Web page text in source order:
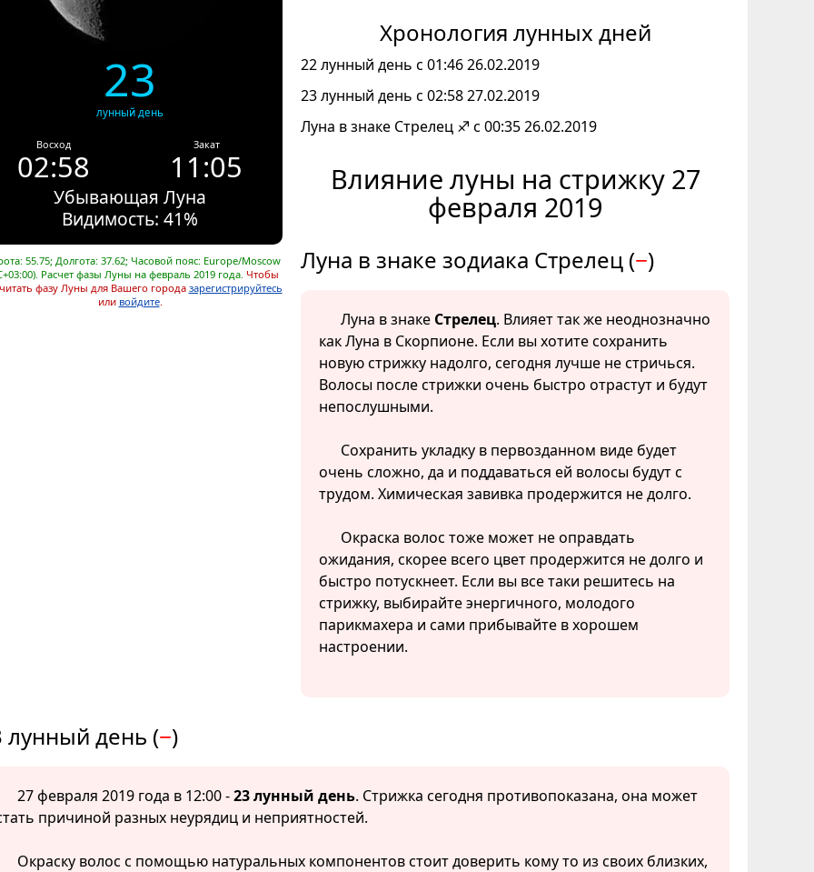
23
лунный день
Восход
02:58
Закат
11:05
Убывающая Луна
Видимость: 41%
55.75; Долгота: 37.62; Часовой пояс: Europe/Moscow
Расчет фазы Луны на февраль 2019 года. Чтобы
фазу Луны для Вашего города зарегистрируйтесь
или войдите.
Хронология лунных дней
22 лунный день с 01:46 26.02.2019
23 лунный день с 02:58 27.02.2019
Луна в знаке Стрелец ♐ с 00:35 26.02.2019
Влияние луны на стрижку 27
февраля 2019
Луна в знаке зодиака Стрелец (−)
Луна в знаке Стрелец. Влияет так же неоднозначно
как Луна в Скорпионе. Если вы хотите сохранить
новую стрижку надолго, сегодня лучше не стричься.
Волосы после стрижки очень быстро отрастут и будут
непослушными.
Сохранить укладку в первозданном виде будет
очень сложно, да и поддаваться ей волосы будут с
трудом. Химическая завивка продержится не долго.
Окраска волос тоже может не оправдать
ожидания, скорее всего цвет продержится не долго и
быстро потускнеет. Если вы все таки решитесь на
стрижку, выбирайте энергичного, молодого
парикмахера и сами прибывайте в хорошем
настроении.
лунный день (−)
27 февраля 2019 года в 12:00 -23 лунный день. Стрижка сегодня противопоказана, она может
причиной разных неурядиц и неприятностей.
Окраску волос с помощью натуральных компонентов стоит доверить кому то из своих близких,